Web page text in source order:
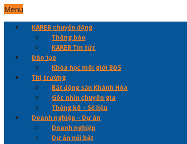
Menu
KAREB chuyển động
Thông báo
KAREB Tin tức
Đào tạo
Khóa học môi giới BĐS
Thị trường
Bất động sản Khánh Hòa
Góc nhìn chuyên gia
Thống kê – Số liệu
Doanh nghiệp – Dự án
Doanh nghiệp
Dự án nổi bật